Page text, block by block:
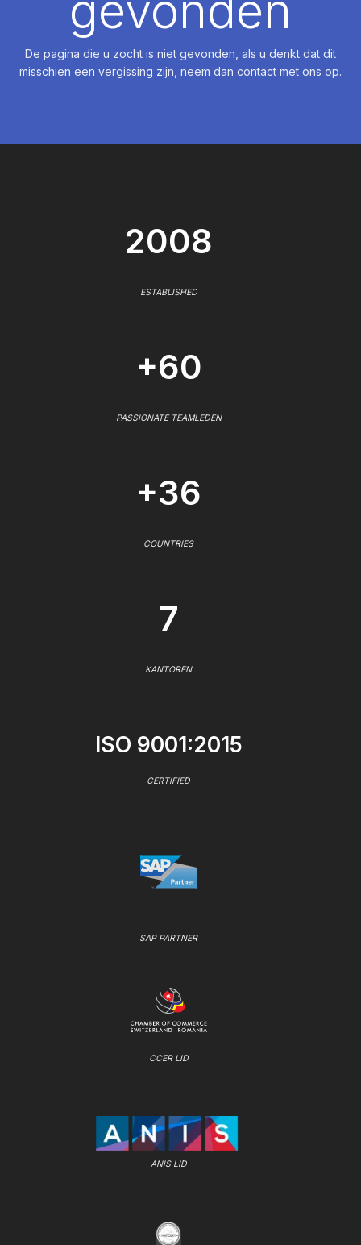
De pagina die u zocht is niet gevonden, als u denkt dat dit
misschien een vergissing zijn, neem dan contact met ons op.
2008
ESTABLISHED
+60
PASSIONATE TEAMLEDEN
+36
COUNTRIES
7
KANTOREN
ISO 9001:2015
CERTIFIED
SAP PARTNER
CCER LID
ANIS LID